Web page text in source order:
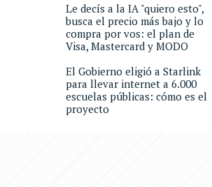
Le decís a la IA "quiero esto",
busca el precio más bajo y lo
compra por vos: el plan de
Visa, Mastercard y MODO
El Gobierno eligió a Starlink
para llevar internet a 6.000
escuelas públicas: cómo es el
proyecto